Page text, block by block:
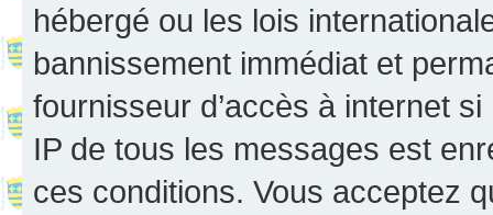
hébergé ou les lois
bannissement immédiat et
fournisseur d’accès à internet
IP de tous les messages est
ces conditions. Vous acceptez